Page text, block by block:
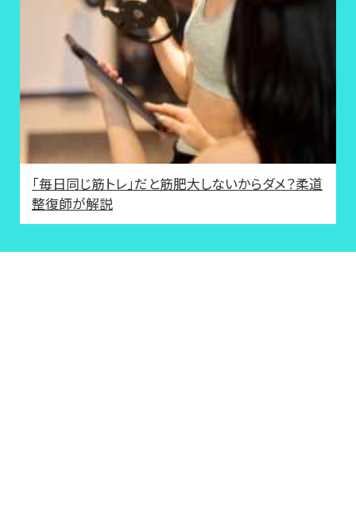
「毎日同じ筋トレ」だと筋肥大しないからダメ？柔道
整復師が解説